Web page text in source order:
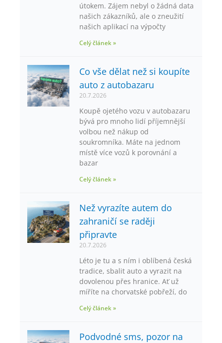
útokem. Zájem nebyl o žádná data
našich zákazníků, ale o zneužití
našich aplikací na výpočty
Celý článek »
Co vše dělat než si koupíte
auto z autobazaru
20.7.2026
Koupě ojetého vozu v autobazaru
bývá pro mnoho lidí příjemnější
volbou než nákup od
soukromníka. Máte na jednom
místě více vozů k porovnání a
bazar
Celý článek »
Než vyrazíte autem do
zahraničí se raději
připravte
20.7.2026
Léto je tu a s ním i oblíbená česká
tradice, sbalit auto a vyrazit na
dovolenou přes hranice. Ať už
míříte na chorvatské pobřeží, do
Celý článek »
Podvodné sms, pozor na